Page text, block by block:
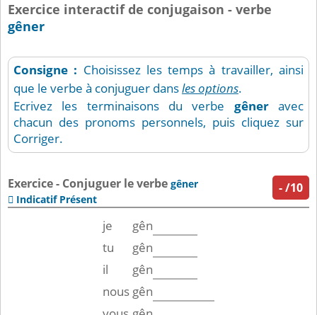
Exercice interactif de conjugaison - verbe
gêner
Consigne : Choisissez les temps à travailler, ainsi
que le verbe à conjuguer dansles options.
Ecrivez les terminaisons du verbe gêneravec
chacun des pronoms personnels, puis cliquez sur
Corriger.
-/10
Exercice - Conjuguer le verbe gêner
 Indicatif Présent
je
gên
tu
gên
il
gên
nous gên